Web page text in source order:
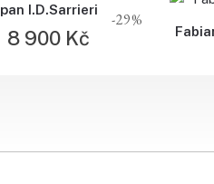
-29%
I.D.Sarrieri
8 900 Kč